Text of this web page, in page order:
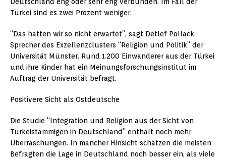
Türkei sind es zwei Prozent weniger.
“Das hatten wir so nicht erwartet”, sagt Detlef Pollack,
Sprecher des Exzellenzclusters “Religion und Politik” der
Universität Münster. Rund 1.200 Einwanderer aus der Türkei
und ihre Kinder hat ein Meinungsforschungsinstitut im
Auftrag der Universität befragt.
Positivere Sicht als Ostdeutsche
Die Studie “Integration und Religion aus der Sicht von
Türkeistämmigen in Deutschland” enthält noch mehr
Überraschungen. In mancher Hinsicht schätzen die meisten
Befragten die Lage in Deutschland noch besser ein, als viele